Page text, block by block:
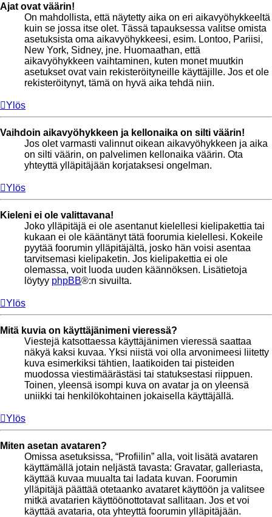
Ajat ovat väärin!
On mahdollista, että näytetty aika on eri aikavyöhykkeeltä
kuin se jossa itse olet. Tässä tapauksessa valitse omista
asetuksista oma aikavyöhykkeesi, esim. Lontoo, Pariisi,
New York, Sidney, jne. Huomaathan, että
aikavyöhykkeen vaihtaminen, kuten monet muutkin
asetukset ovat vain rekisteröityneille käyttäjille. Jos et ole
rekisteröitynyt, tämä on hyvä aika tehdä niin.
Ylös
Vaihdoin aikavyöhykkeen ja kellonaika on silti väärin!
Jos olet varmasti valinnut oikean aikavyöhykkeen ja aika
on silti väärin, on palvelimen kellonaika väärin. Ota
yhteyttä ylläpitäjään korjataksesi ongelman.
Ylös
Kieleni ei ole valittavana!
Joko ylläpitäjä ei ole asentanut kielellesi kielipakettia tai
kukaan ei ole kääntänyt tätä foorumia kielellesi. Kokeile
pyytää foorumin ylläpitäjältä, josko hän voisi asentaa
tarvitsemasi kielipaketin. Jos kielipakettia ei ole
olemassa, voit luoda uuden käännöksen. Lisätietoja
löytyy phpBB®:n sivuilta.
Ylös
Mitä kuvia on käyttäjänimeni vieressä?
Viestejä katsottaessa käyttäjänimen vieressä saattaa
näkyä kaksi kuvaa. Yksi niistä voi olla arvonimeesi liitetty
kuva esimerkiksi tähtien, laatikoiden tai pisteiden
muodossa viestimäärästäsi tai statuksestasi riippuen.
Toinen, yleensä isompi kuva on avatar ja on yleensä
uniikki tai henkilökohtainen jokaisella käyttäjällä.
Ylös
Miten asetan avataren?
Omissa asetuksissa, “Profiilin” alla, voit lisätä avataren
käyttämällä jotain neljästä tavasta: Gravatar, galleriasta,
käyttää kuvaa muualta tai ladata kuvan. Foorumin
ylläpitäjä päättää otetaanko avataret käyttöön ja valitsee
mitkä avatarien käyttöönottotavat sallitaan. Jos et voi
käyttää avataria, ota yhteyttä foorumin ylläpitäjään.